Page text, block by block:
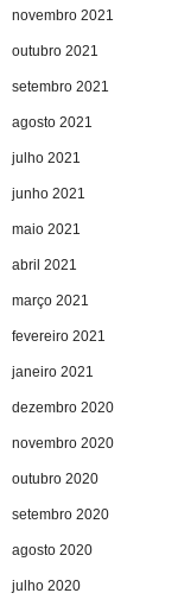
novembro 2021
outubro 2021
setembro 2021
agosto 2021
julho 2021
junho 2021
maio 2021
abril 2021
março 2021
fevereiro 2021
janeiro 2021
dezembro 2020
novembro 2020
outubro 2020
setembro 2020
agosto 2020
julho 2020